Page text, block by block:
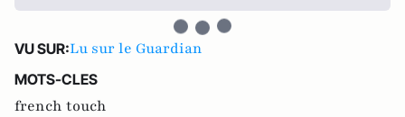
VU SUR:Lu sur le Guardian
MOTS-CLES
french touch